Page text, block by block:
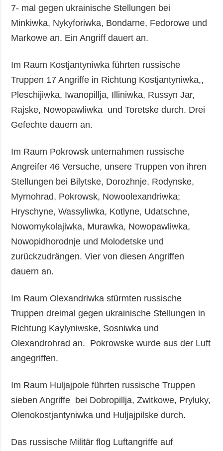
7- mal gegen ukrainische Stellungen bei
Minkiwka, Nykyforiwka, Bondarne, Fedorowe und
Markowe an. Ein Angriff dauert an.
Im Raum Kostjantyniwka führten russische
Truppen 17 Angriffe in Richtung Kostjantyniwka,,
Pleschijiwka, Iwanopillja, Illiniwka, Russyn Jar,
Rajske, Nowopawliwka und Toretske durch. Drei
Gefechte dauern an.
Im Raum Pokrowsk unternahmen russische
Angreifer 46 Versuche, unsere Truppen von ihren
Stellungen bei Bilytske, Dorozhnje, Rodynske,
Myrnohrad, Pokrowsk, Nowoolexandriwka;
Hryschyne, Wassyliwka, Kotlyne, Udatschne,
Nowomykolajiwka, Murawka, Nowopawliwka,
Nowopidhorodnje und Molodetske und
zurückzudrängen. Vier von diesen Angriffen
dauern an.
Im Raum Olexandriwka stürmten russische
Truppen dreimal gegen ukrainische Stellungen in
Richtung Kaylyniwske, Sosniwka und
Olexandrohrad an. Pokrowske wurde aus der Luft
angegriffen.
Im Raum Huljajpole führten russische Truppen
sieben Angriffe bei Dobropillja, Zwitkowe, Pryluky,
Olenokostjantyniwka und Huljajpilske durch.
Das russische Militär flog Luftangriffe auf